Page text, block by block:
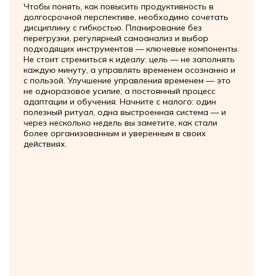
Чтобы понять, как повысить продуктивность в
долгосрочной перспективе, необходимо сочетать
дисциплину с гибкостью. Планирование без
перегрузки, регулярный самоанализ и выбор
подходящих инструментов — ключевые компоненты.
Не стоит стремиться к идеалу: цель — не заполнять
каждую минуту, а управлять временем осознанно и
с пользой. Улучшение управления временем — это
не одноразовое усилие, а постоянный процесс
адаптации и обучения. Начните с малого: один
полезный ритуал, одна выстроенная система — и
через несколько недель вы заметите, как стали
более организованным и уверенным в своих
действиях.